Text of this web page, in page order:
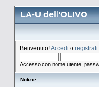
LA-U dell'OLIVO
Benvenuto!Accedi o registrati
Accesso con nome utente,
Notizie: